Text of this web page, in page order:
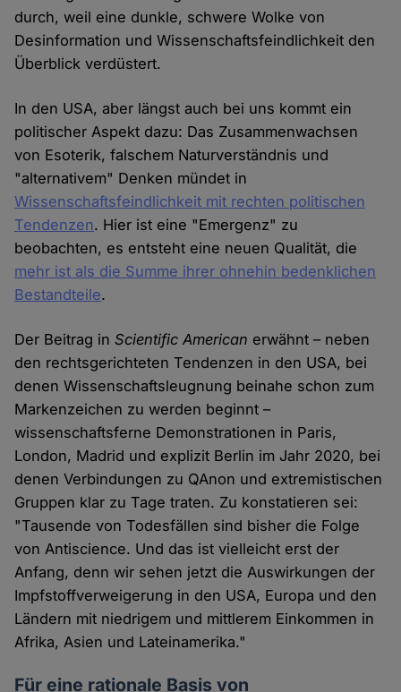
durch, weil eine dunkle, schwere Wolke von
Desinformation und Wissenschaftsfeindlichkeit den
Überblick verdüstert.
In den USA, aber längst auch bei uns kommt ein
politischer Aspekt dazu: Das Zusammenwachsen
von Esoterik, falschem Naturverständnis und
"alternativem" Denken mündet in
Wissenschaftsfeindlichkeit mit rechten politischen
Tendenzen. Hier ist eine "Emergenz" zu
beobachten, es entsteht eine neuen Qualität, die
mehr ist als die Summe ihrer ohnehin bedenklichen
Bestandteile.
Der Beitrag inScientific American erwähnt – neben
den rechtsgerichteten Tendenzen in den USA, bei
denen Wissenschaftsleugnung beinahe schon zum
Markenzeichen zu werden beginnt –
wissenschaftsferne Demonstrationen in Paris,
London, Madrid und explizit Berlin im Jahr 2020, bei
denen Verbindungen zu QAnon und extremistischen
Gruppen klar zu Tage traten. Zu konstatieren sei:
"Tausende von Todesfällen sind bisher die Folge
von Antiscience. Und das ist vielleicht erst der
Anfang, denn wir sehen jetzt die Auswirkungen der
Impfstoffverweigerung in den USA, Europa und den
Ländern mit niedrigem und mittlerem Einkommen in
Afrika, Asien und Lateinamerika."
Für eine rationale Basis von